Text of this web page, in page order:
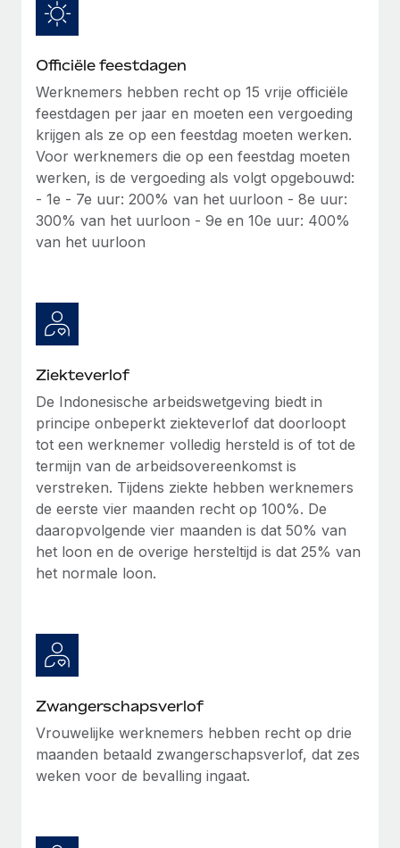
Secundaire arbeidsvoorwaarden
beheren
up op het gebied van gezondheid en welzijn,...
BLOG
integraties en Contractor Management Plus
Het blijft de missie van Remote om alle soorten bedrijven
te helpen bij het aannemen, beheren en...
Meer informatie
Hoe Phiture 55 werknemers in 19 landen
mobiele groeiadviessector, zet zich sinds 2016...
Meer informatie
Officiële feestdagen
Werknemers hebben recht op 15 vrije officiële
feestdagen per jaar en moeten een vergoeding
krijgen als ze op een feestdag moeten werken.
Voor werknemers die op een feestdag moeten
werken, is de vergoeding als volgt opgebouwd:
- 1e - 7e uur: 200% van het uurloon - 8e uur:
300% van het uurloon - 9e en 10e uur: 400%
van het uurloon
Ziekteverlof
De Indonesische arbeidswetgeving biedt in
principe onbeperkt ziekteverlof dat doorloopt
tot een werknemer volledig hersteld is of tot de
termijn van de arbeidsovereenkomst is
verstreken. Tijdens ziekte hebben werknemers
de eerste vier maanden recht op 100%. De
daaropvolgende vier maanden is dat 50% van
het loon en de overige hersteltijd is dat 25% van
het normale loon.
Zwangerschapsverlof
Vrouwelijke werknemers hebben recht op drie
maanden betaald zwangerschapsverlof, dat zes
weken voor de bevalling ingaat.